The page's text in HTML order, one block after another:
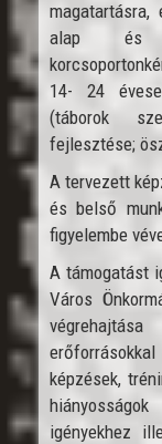
magatartásra,
alap és
14- 24
(táborok
fejlesztése;
A tervezett
és belső
figyelembe
A támogatást
Város
képzések,
igényekhez